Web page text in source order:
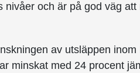
nivåer och är på god väg att
av utsläppen inom
minskat med 24 procent